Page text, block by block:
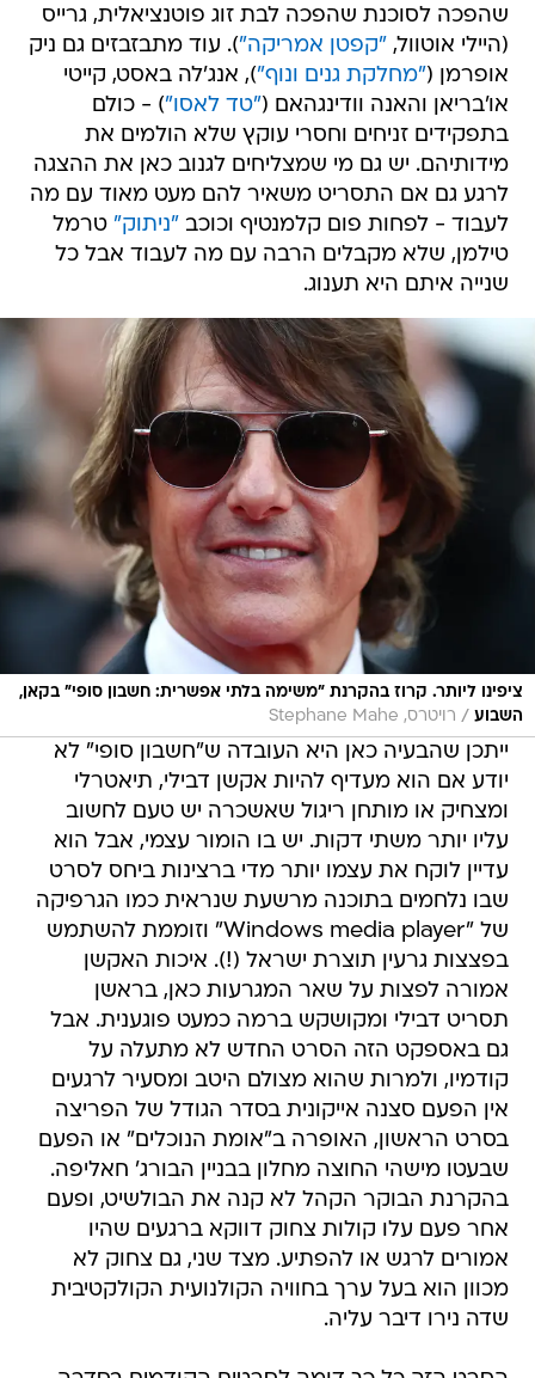
שהפכה לסוכנת שהפכה לבת זוג פוטנציאלית, גרייס
(היילי אוטוול, "קפטן אמריקה"). עוד מתבזבזים גם ניק
אופרמן ("מחלקת גנים ונוף"), אנג'לה באסט, קייטי
או'בריאן והאנה וודינגהאם ("טד לאסו") - כולם
בתפקידים זניחים וחסרי עוקץ שלא הולמים את
מידותיהם. יש גם מי שמצליחים לגנוב כאן את ההצגה
לרגע גם אם התסריט משאיר להם מעט מאוד עם מה
לעבוד - לפחות פום קלמנטיף וכוכב "ניתוק" טרמל
טילמן, שלא מקבלים הרבה עם מה לעבוד אבל כל
שנייה איתם היא תענוג.
ציפינו ליותר. קרוז בהקרנת "משימה בלתי אפשרית: חשבון סופי" בקאן,
השבוע / רויטרס, Stephane Mahe
ייתכן שהבעיה כאן היא העובדה ש"חשבון סופי" לא
יודע אם הוא מעדיף להיות אקשן דבילי, תיאטרלי
ומצחיק או מותחן ריגול שאשכרה יש טעם לחשוב
עליו יותר משתי דקות. יש בו הומור עצמי, אבל הוא
עדיין לוקח את עצמו יותר מדי ברצינות ביחס לסרט
שבו נלחמים בתוכנה מרשעת שנראית כמו הגרפיקה
של "Windows media player" וזוממת להשתמש
בפצצות גרעין תוצרת ישראל (!). איכות האקשן
אמורה לפצות על שאר המגרעות כאן, בראשן
תסריט דבילי ומקושקש ברמה כמעט פוגענית. אבל
גם באספקט הזה הסרט החדש לא מתעלה על
קודמיו, ולמרות שהוא מצולם היטב ומסעיר לרגעים
אין הפעם סצנה אייקונית בסדר הגודל של הפריצה
בסרט הראשון, האופרה ב"אומת הנוכלים" או הפעם
שבעטו מישהי החוצה מחלון בבניין הבורג' חאליפה.
בהקרנת הבוקר הקהל לא קנה את הבולשיט, ופעם
אחר פעם עלו קולות צחוק דווקא ברגעים שהיו
אמורים לרגש או להפתיע. מצד שני, גם צחוק לא
מכוון הוא בעל ערך בחוויה הקולנועית הקולקטיבית
שדה נירו דיבר עליה.